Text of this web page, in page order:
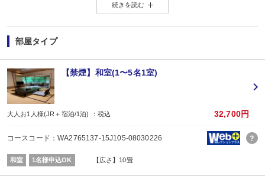
旅行の移動で排出されるCO2を埋め合わせ（オフセット）出来る仕組みとなっ
※カーボン・オフセットについて、詳しくはこちら
※購入先：日本製紙木材株式会社
※J-クレジット制度とは…省エネルギー機器の導入や森林経営などの取組みに
温室効果ガスの排出削減量や吸収量をクレジット」として国が認証する制度
J-クレジットの購入は、地域の森林整備を応援することに繋がります。
【お宿からのお楽しみメニュー】
・賀寿の当月内にご宿泊の場合、還暦・喜寿・米寿のお祝いちゃんちゃんこ無
※証明できるものをお持ちください。
※予約条件入力の画面でチェックを入れて下さい。
続きを読む
部屋タイプ
【禁煙】和室(1〜5名1室)
大人お1人様(JR＋宿泊/1泊) ：税込 32,700円
コースコード：WA2765137-15J105-08030226
和室 1名様申込OK 【広さ】10畳